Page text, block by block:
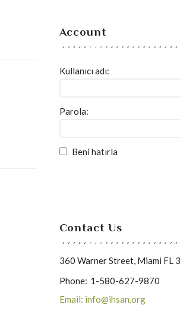
Account
Kullanıcı adı:
Parola:
Beni hatırla
Contact Us
360 Warner Street, Miami FL
Phone: 1-580-627-9870
Email: info@ihsan.org